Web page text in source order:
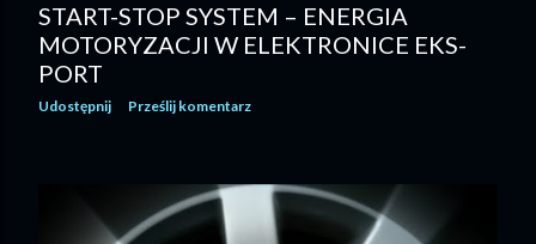
START-STOP SYSTEM – ENERGIA
MOTORYZACJI W ELEKTRONICE EKS-
PORT
Udostępnij Prześlij komentarz